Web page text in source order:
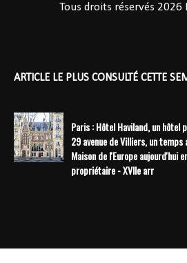
Tous droits réservés 2026
ARTICLE LE PLUS CONSULTÉ CETTE
Paris : Hôtel Haviland, un hôtel
29 avenue de Villiers, un temps
Maison de l'Europe aujourd'hui
propriétaire - XVIIe arr